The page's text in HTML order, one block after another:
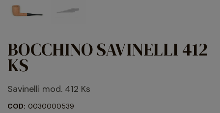
BOCCHINO SAVINELLI 412
KS
Savinelli mod. 412 Ks
COD: 0030000539